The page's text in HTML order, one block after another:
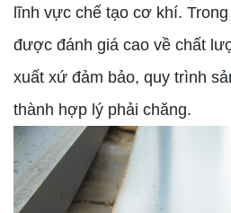
lĩnh vực chế tạo cơ khí.
được đánh giá cao về chất
xuất xứ đảm bảo, quy trình
thành hợp lý phải chăng.